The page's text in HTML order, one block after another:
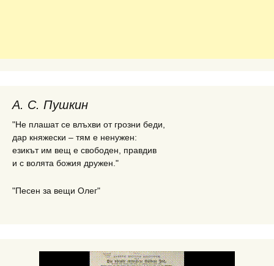
А. С. Пушкин
"Не плашат се влъхви от грозни беди,
дар княжески – тям е ненужен:
езикът им вещ е свободен, правдив
и с волята божия дружен."
"Песен за вещи Олег"